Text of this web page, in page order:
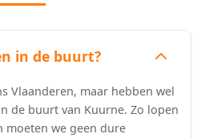
in de buurt?
Vlaanderen, maar hebben wel
de buurt van Kuurne. Zo lopen
moeten we geen dure